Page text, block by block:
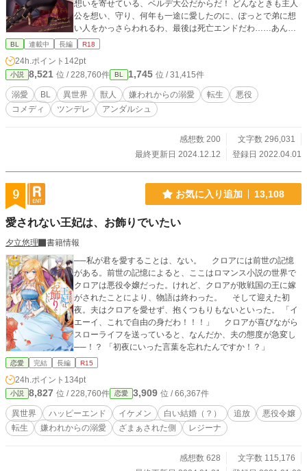
想いを寄せている、ベルデ大公だからだ！ どんなときも主人
公を想い、守り、何年も一途に愛したのに、ぽっとで弟に想
い人をかっさらわれるわ、最後は死亡エンドだわ……あんま
りだろう！ だから僕は決意した。 ──僕が大公を幸せにした
め、とある契約をもちかけた僕は、ある秘密を抱えて推し活
に励むことになったのだけれど……。 -----------------------------
ツンデレ無愛想攻めと、不遜な一途健気受けです。 最初の説
明回のみはすれ違いや嫌われですが、 第３章からラブコメ・
ギャグテイストな雰囲気になります。 前半 攻め←←←←←←
愛度たっぷりになる予定です。 また、異種族がいるため男性
妊娠が可能な世界となっています。 ----------------------------- ※
BL 連載中 長編 R18
24h.ポイント 142pt
小説 8,521 位 / 228,760件 BL 1,745 位 / 31,415件
溺愛 BL 異世界 獣人 嫌われからの溺愛 転生
悪役
コメディ
ツンデレ アンダルシュ
感想数 200
文字数 296,031
最終更新日 2024.12.12
登録日 2022.04.01
9 お気に入り追加 13,108
愛されない王妃は、お飾りでいたい
夕立悠理
書籍情報
──私が君を愛することは、ない。 クロアには前世の記憶
がある。前世の記憶によると、ここはロマンス小説の世界で
クロアは悪役令嬢だった。けれど、クロアが敗戦国の王に嫁
がされたことにより、物語は終わった。 そして迎えた初
夜。夫はクロアを愛せず、抱くつもりもないといった。 「イ
エーイ、これで自由の身だわ！！！」 クロアが喜びながら
スローライフを送っていると、なんだか、夫の態度が急変し
──！？ 「初夜にいった言葉を忘れたんですか！？」
恋愛 完結 長編 R15
24h.ポイント 134pt
小説 8,827 位 / 228,760件 恋愛 3,909 位 / 66,367件
異世界 ハッピーエンド イケメン 白い結婚（？） 追放
悪役令嬢
転生
嫌われからの溺愛 ざまぁされた側 レジーナ
感想数 628
文字数 115,176